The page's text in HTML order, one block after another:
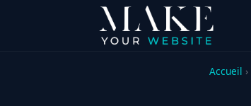
Accueil ›